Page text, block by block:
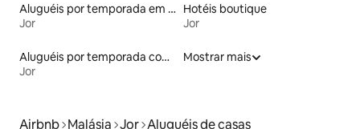
Aluguéis por temporada em albergue
Jor
Hotéis boutique
Jor
Aluguéis por temporada com sauna
Jor
Mostrar mais
Airbnb Malásia Jor Aluguéis de casas